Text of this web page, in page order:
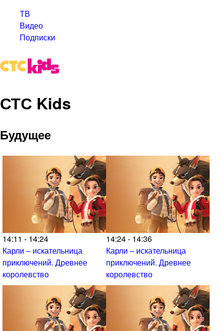
ТВ
Видео
Подписки
СТС Kids
Будущее
14:11 - 14:24
Карли – искательница
приключений. Древнее
королевство
14:24 - 14:36
Карли – искательница
приключений. Древнее
королевство